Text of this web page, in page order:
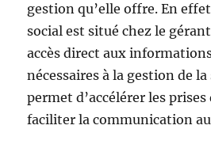
gestion qu’elle offre. En
social est situé chez le
accès direct aux
nécessaires à la gestion de la
permet d’accélérer les
faciliter la communication au